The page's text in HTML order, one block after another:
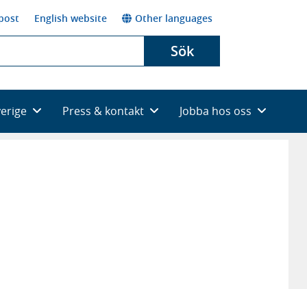
English website Other languages
Sök
Press & kontakt Jobba hos oss